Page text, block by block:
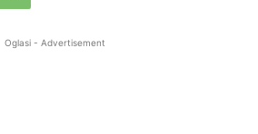
Oglasi - Advertisement